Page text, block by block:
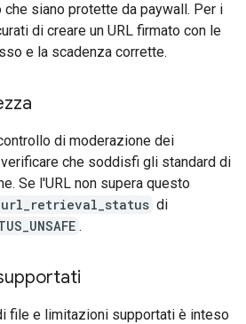
siano protette da paywall. Per i
di creare un URL firmato con le
e la scadenza corrette.
di moderazione dei
che soddisfi gli standard di
Se l'URL non supera questo
url_retrieval_status di
.
file e limitazioni supportati è inteso